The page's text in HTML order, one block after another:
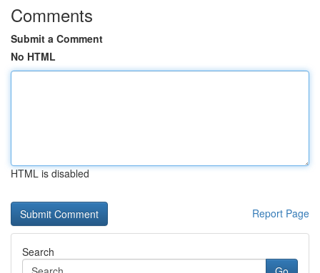
Comments
Submit a Comment
No HTML
HTML is disabled
Report Page
Search